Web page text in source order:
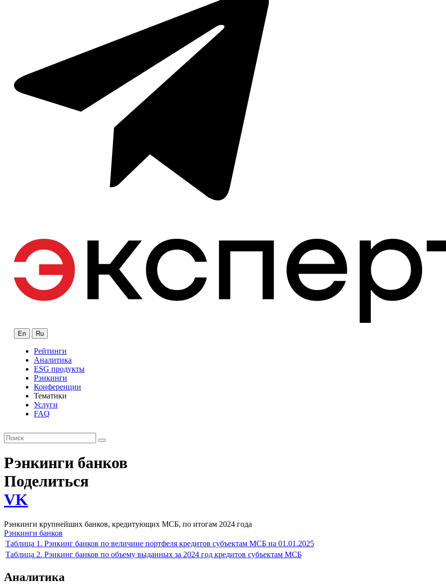
En Ru
Рейтинги
Аналитика
ESG продукты
Рэнкинги
Конференции
Тематики
Услуги
FAQ
Рэнкинги банков
Поделиться
VK
Рэнкинги крупнейших банков, кредитующих МСБ, по итогам 2024 года
Рэнкинги банков
Таблица 1. Рэнкинг банков по величине портфеля кредитов субъектам МСБ на 01.01.2025
Таблица 2. Рэнкинг банков по объему выданных за 2024 год кредитов субъектам МСБ
Аналитика